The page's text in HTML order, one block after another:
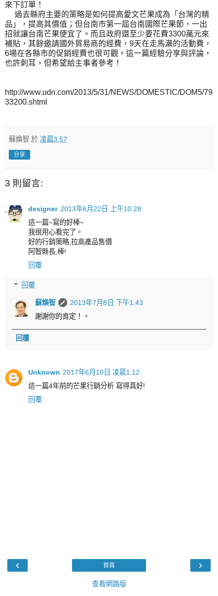
來下訂單！
過去縣府主要的策略是如何提高愛文芒果成為「台灣的精
品」，提高其價值；但台南市第一屆台南國際芒果節，一出
招就讓台南芒果便宜了。而且政府還至少要花費3300萬元來
補貼，其餘邀請國外貿易商的經費，9天在走馬瀨的活動費，
6場在各縣市的促銷經費也很可觀。這一篇經驗分享與評論，
也許刺耳，但希望給主事者參考！
http://www.udn.com/2013/5/31/NEWS/DOMESTIC/DOM5/79
33200.shtml
蘇煥智 於 凌晨3:57
分享
3 則留言:
designer 2013年6月22日 上午10:28
這一篇~寫的好棒~
我很用心看完了。
好的行銷策略,拉高產品售價
阿智縣長,棒!
回覆
回覆
蘇煥智
2013年7月8日 下午1:43
謝謝你的肯定！。
回覆
Unknown 2017年6月10日 凌晨1:12
這一篇4年前的芒果行銷分析 寫得真好!
回覆
‹ ›
首頁
查看網路版